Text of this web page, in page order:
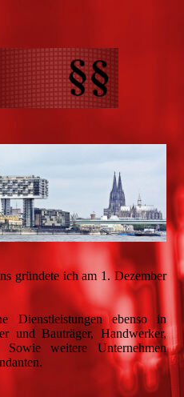
gründete ich am 1. Dezember
Dienstleistungen ebenso in
und Bauträger, Handwerker,
weitere Unternehmen